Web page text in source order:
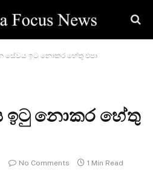
සේවය ඉටු නොකර හේතු එපා
ඉටු නොකර හේතු
No Comments
1 Min Read